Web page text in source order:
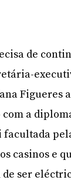
de
Figueres
a
casinos e
ser